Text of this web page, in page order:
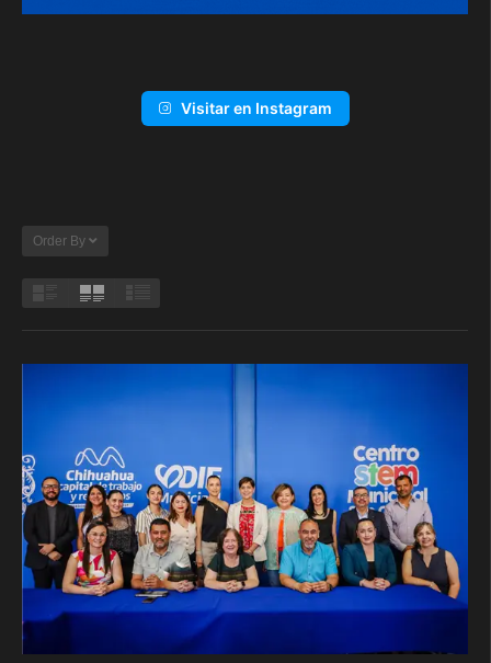
Visitar en Instagram
Order By